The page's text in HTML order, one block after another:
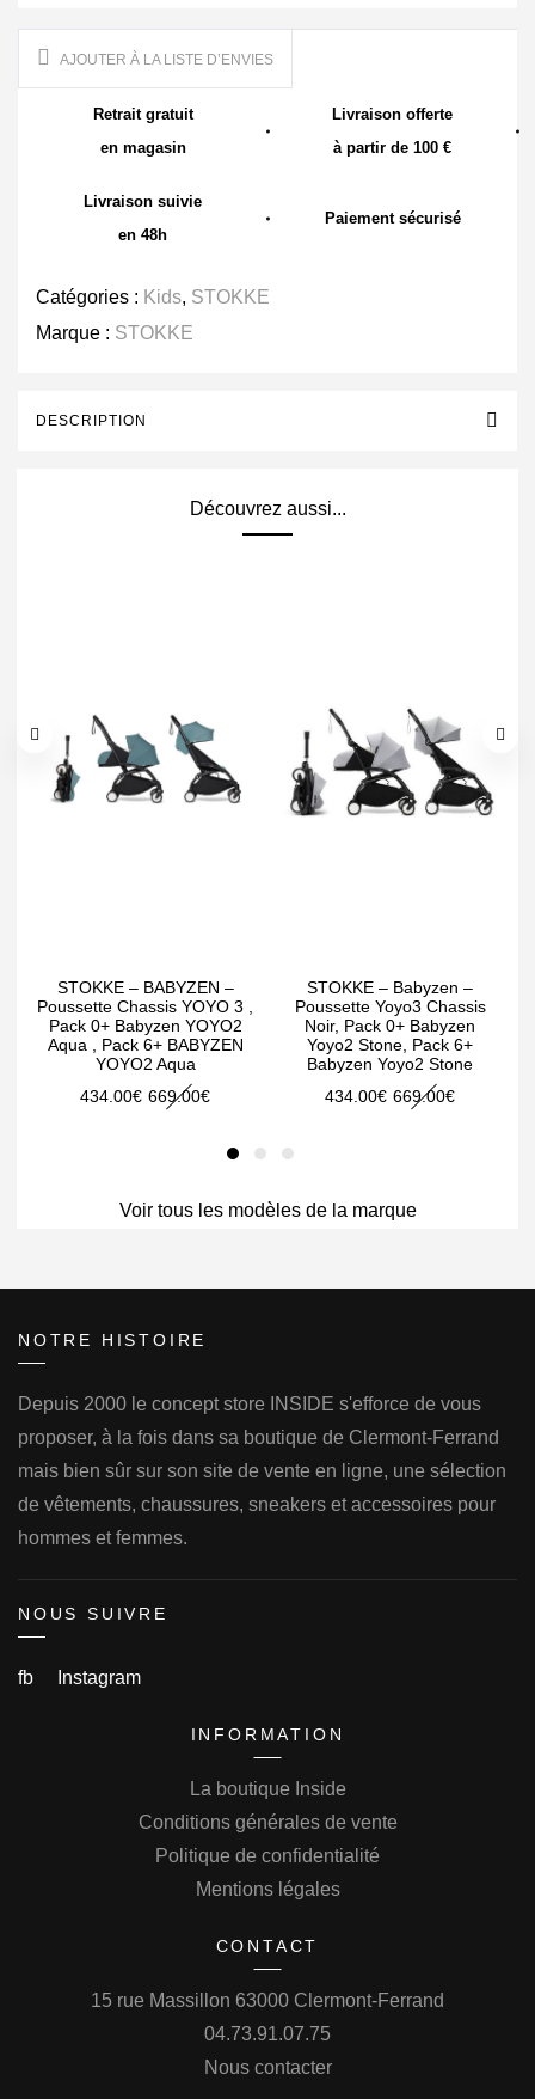
AJOUTER À LA LISTE D’ENVIES
Retrait gratuit
en magasin
Livraison offerte
à partir de 100 €
Livraison suivie
en 48h
Paiement sécurisé
Catégories : Kids, STOKKE
Marque : STOKKE
DESCRIPTION
Découvrez aussi...
STOKKE – BABYZEN –
Poussette Chassis YOYO 3 ,
Pack 0+ Babyzen YOYO2
Aqua , Pack 6+ BABYZEN
YOYO2 Aqua
669.00€
Le
434.00€ Le
STOKKE – Babyzen –
Poussette Yoyo3 Chassis
Noir, Pack 0+ Babyzen
Yoyo2 Stone, Pack 6+
Babyzen Yoyo2 Stone
669.00€
Le
434.00€ Le
Voir tous les modèles de la marque
NOTRE HISTOIRE
Depuis 2000 le concept store INSIDE s'efforce de vous
proposer, à la fois dans sa boutique de Clermont-Ferrand
mais bien sûr sur son site de vente en ligne, une sélection
de vêtements, chaussures, sneakers et accessoires pour
hommes et femmes.
NOUS SUIVRE
fb Instagram
INFORMATION
La boutique Inside
Conditions générales de vente
Politique de confidentialité
Mentions légales
CONTACT
15 rue Massillon 63000 Clermont-Ferrand
04.73.91.07.75
Nous contacter